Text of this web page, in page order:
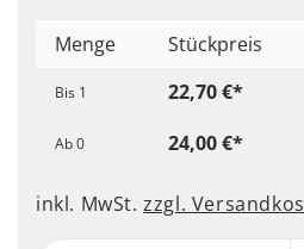
Menge Stückpreis
Bis 1 22,70 €*
Ab0 24,00 €*
inkl. MwSt.zzgl.